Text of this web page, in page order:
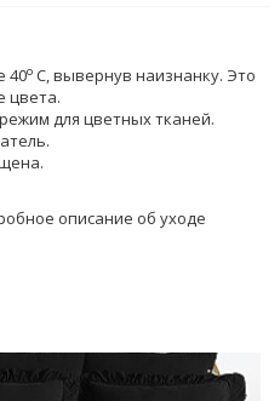
40o C, вывернув наизнанку. Это
цвета.
для цветных тканей.
описание об уходе